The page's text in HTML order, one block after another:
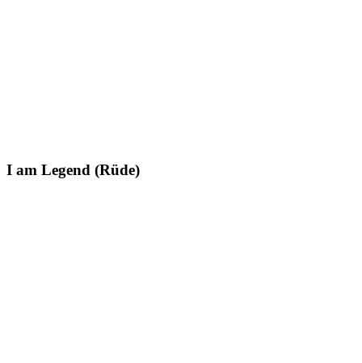
I am Legend (Rüde)